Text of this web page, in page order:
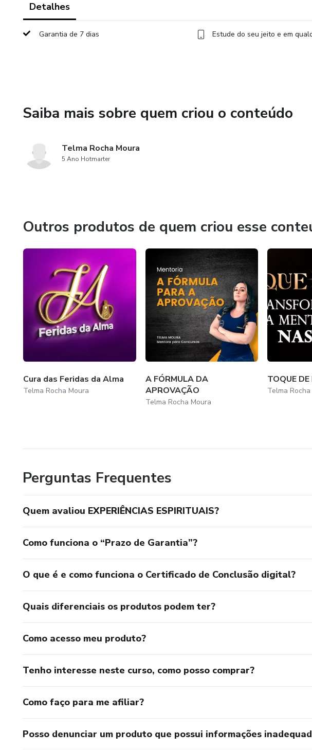
Detalhes
Garantia de 7 dias Estude do seu jeito e em
Saiba mais sobre quem criou o conteúdo
Telma Rocha Moura
5 Ano Hotmarter
Outros produtos de quem criou esse
Cura das Feridas da Alma
Telma Rocha Moura
A FÓRMULA DA
APROVAÇÃO
Telma Rocha Moura
TOQUE
Telma
Perguntas Frequentes
Quem avaliou EXPERIÊNCIAS ESPIRITUAIS?
Como funciona o “Prazo de Garantia”?
O que é e como funciona o Certificado de Conclusão digital?
Quais diferenciais os produtos podem ter?
Como acesso meu produto?
Tenho interesse neste curso, como posso comprar?
Como faço para me afiliar?
Posso denunciar um produto que possui informações